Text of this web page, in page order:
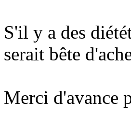
S'il y a des
serait bête
Merci d'avance